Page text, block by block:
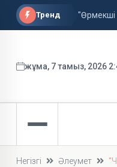
Тренд "Өрмекші
ФИФА
жұма, 7 тамыз, 2026
Негізгі Әлеумет